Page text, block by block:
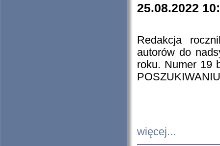
25.08.2022
Redakcja
autorów do
roku. Numer 19
więcej...